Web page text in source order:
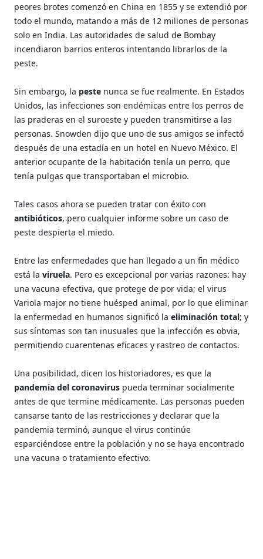
peores brotes comenzó en China en 1855 y se extendió por
todo el mundo, matando a más de 12 millones de personas
solo en India. Las autoridades de salud de Bombay
incendiaron barrios enteros intentando librarlos de la
peste.
Sin embargo, la peste nunca se fue realmente. En Estados
Unidos, las infecciones son endémicas entre los perros de
las praderas en el suroeste y pueden transmitirse a las
personas. Snowden dijo que uno de sus amigos se infectó
después de una estadía en un hotel en Nuevo México. El
anterior ocupante de la habitación tenía un perro, que
tenía pulgas que transportaban el microbio.
Tales casos ahora se pueden tratar con éxito con
antibióticos, pero cualquier informe sobre un caso de
peste despierta el miedo.
Entre las enfermedades que han llegado a un fin médico
está laviruela. Pero es excepcional por varias razones: hay
una vacuna efectiva, que protege de por vida; el virus
Variola major no tiene huésped animal, por lo que eliminar
la enfermedad en humanos significó laeliminación total; y
sus síntomas son tan inusuales que la infección es obvia,
permitiendo cuarentenas eficaces y rastreo de contactos.
Una posibilidad, dicen los historiadores, es que la
pandemia del coronavirus pueda terminar socialmente
antes de que termine médicamente. Las personas pueden
cansarse tanto de las restricciones y declarar que la
pandemia terminó, aunque el virus continúe
esparciéndose entre la población y no se haya encontrado
una vacuna o tratamiento efectivo.